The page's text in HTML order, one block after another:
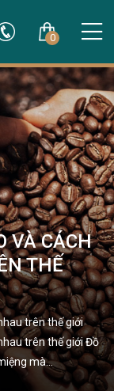
0
VÀ CÁCH
THẾ
trên thế giới
trên thế giới Đồ
mà…